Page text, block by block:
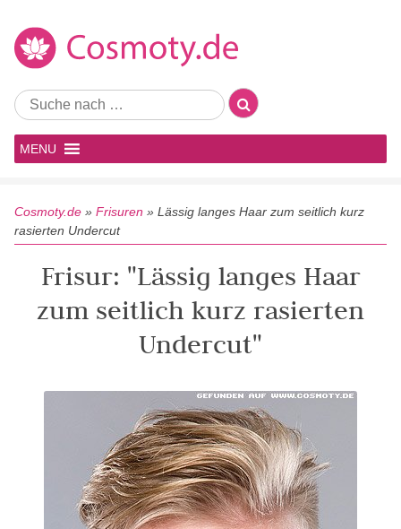
MENU
Cosmoty.de » Frisuren » Lässig langes Haar zum seitlich kurz
rasierten Undercut
Frisur: "Lässig langes Haar
zum seitlich kurz rasierten
Undercut"